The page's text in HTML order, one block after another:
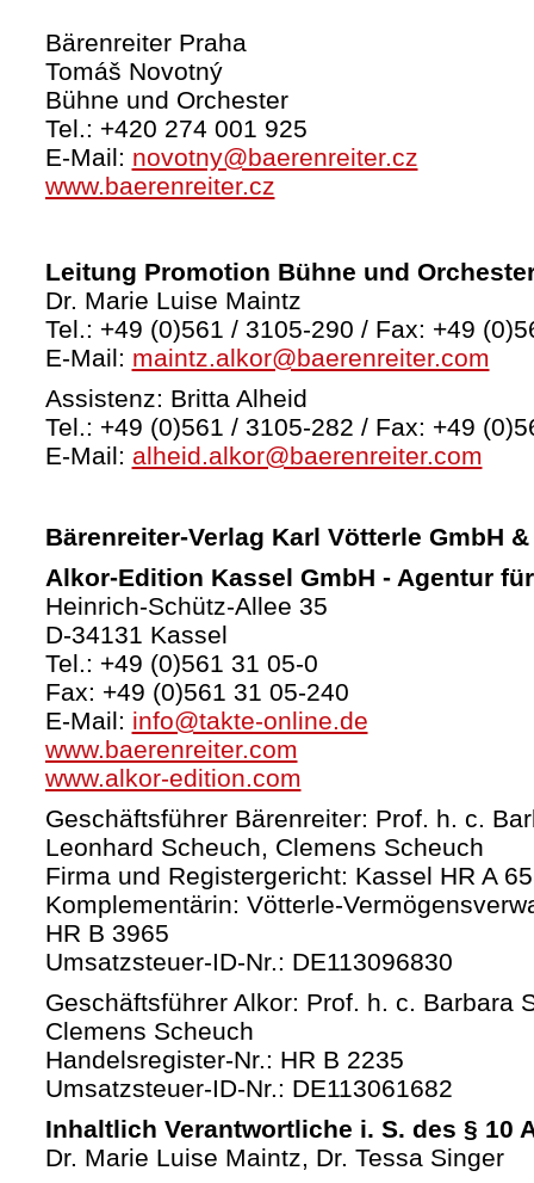
Bärenreiter Praha
Tomáš Novotný
Bühne und Orchester
Tel.: +420 274 001 925
E-Mail: novotny@baerenreiter.cz
www.baerenreiter.cz
Leitung Promotion Bühne und
Dr. Marie Luise Maintz
Tel.: +49 (0)561 / 3105-290 / Fax: +49
E-Mail: maintz.alkor@baerenreiter.com
Assistenz: Britta Alheid
Tel.: +49 (0)561 / 3105-282 / Fax: +49
E-Mail: alheid.alkor@baerenreiter.com
Bärenreiter-Verlag Karl Vötterle GmbH &
Alkor-Edition Kassel GmbH - Agentur
Heinrich-Schütz-Allee 35
D-34131 Kassel
Tel.: +49 (0)561 31 05-0
Fax: +49 (0)561 31 05-240
E-Mail: info@takte-online.de
www.baerenreiter.com
www.alkor-edition.com
Geschäftsführer Bärenreiter: Prof. h. c.
Leonhard Scheuch, Clemens Scheuch
Firma und Registergericht: Kassel HR A
Komplementärin: Vötterle-
HR B 3965
Umsatzsteuer-ID-Nr.: DE113096830
Geschäftsführer Alkor: Prof. h. c. Barbara
Clemens Scheuch
Handelsregister-Nr.: HR B 2235
Umsatzsteuer-ID-Nr.: DE113061682
Inhaltlich Verantwortliche i. S. des § 10
Dr. Marie Luise Maintz, Dr. Tessa Singer